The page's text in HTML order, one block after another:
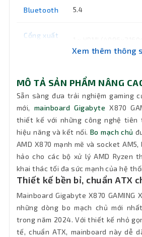
Bluetooth 5.4
Cổng xuất
Tốc độ
Bus
7200(OC) / 7000(OC)
6200(OC) /
5200 / 4800 / 4400
Hệ điều
hành hỗ
trợ
Windows 11 64-bit
Socket AMD AM5
Khe cắm
1 x M.2 PCIe 5.0 x4/
x2, 1 x M.2 PCIe 4.0
Xem thêm thông
MÔ TẢ SẢN PHẨM NÂNG
Sẵn sàng đưa trải nghiệm gaming
mới, mainboard Gigabyte X870
thiết kế với những công nghệ
hiệu năng và kết nối.Bo mạch chủ
AMD X870 mạnh mẽ và socket
hảo cho các bộ xử lý AMD Ryzen
khai thác tối đa sức mạnh của hệ
Thiết kế bền bỉ, chuẩn ATX
Mainboard Gigabyte X870 GAMING
những dòng bo mạch chủ mới
trong năm 2024. Với thiết kế nhỏ
tế, chuẩn ATX, mainboard này dễ